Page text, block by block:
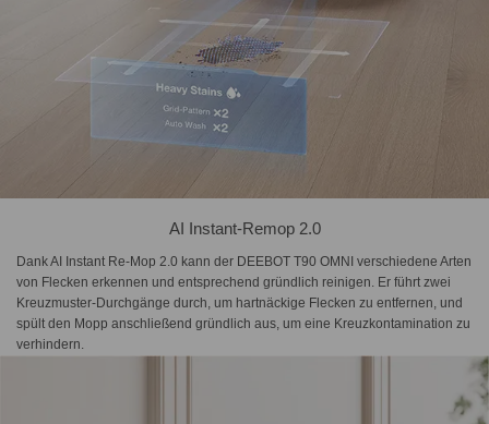
AI Instant-Remop 2.0
Dank AI Instant Re-Mop 2.0 kann der DEEBOT T90 OMNI verschiedene Arten
von Flecken erkennen und entsprechend gründlich reinigen. Er führt zwei
Kreuzmuster-Durchgänge durch, um hartnäckige Flecken zu entfernen, und
spült den Mopp anschließend gründlich aus, um eine Kreuzkontamination zu
verhindern.